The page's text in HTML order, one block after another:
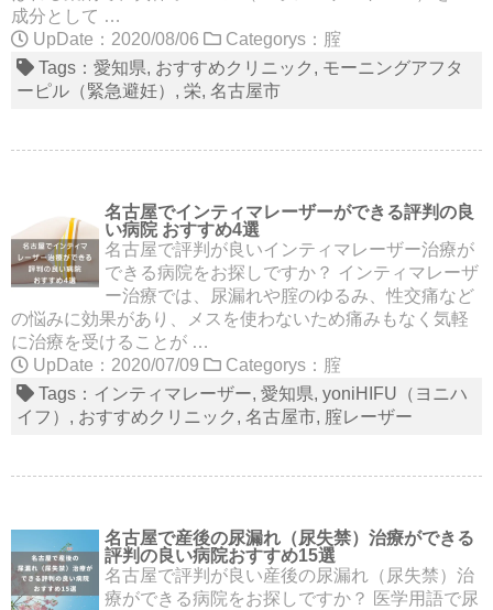
成分として …
UpDate：2020/08/06
Categorys： 腟
Tags： 愛知県 おすすめクリニック
モーニングアフタ
ーピル（緊急避妊）
栄 名古屋市
名古屋でインティマレーザーができる評判の良
い病院 おすすめ4選
名古屋で評判が良いインティマレーザー治療が
できる病院をお探しですか？ インティマレーザ
ー治療では、尿漏れや腟のゆるみ、性交痛など
の悩みに効果があり、メスを使わないため痛みもなく気軽
に治療を受けることが …
UpDate：2020/07/09
Categorys： 腟
Tags： インティマレーザー 愛知県 yoniHIFU（ヨニハ
イフ）
おすすめクリニック 名古屋市 腟レーザー
名古屋で産後の尿漏れ（尿失禁）治療ができる
評判の良い病院おすすめ15選
名古屋で評判が良い産後の尿漏れ（尿失禁）治
療ができる病院をお探しですか？ 医学用語で尿